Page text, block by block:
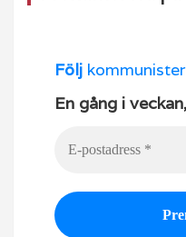
Följ
En gång i